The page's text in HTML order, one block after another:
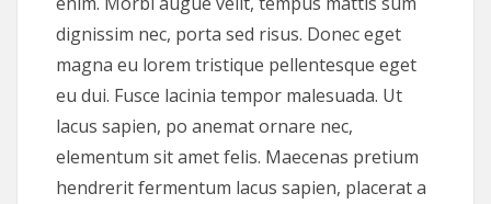
dignissim nec, porta sed risus. Donec eget
magna eu lorem tristique pellentesque eget
eu dui. Fusce lacinia tempor malesuada. Ut
lacus sapien, po anemat ornare nec,
elementum sit amet felis. Maecenas pretium
hendrerit fermentum lacus sapien, placerat a